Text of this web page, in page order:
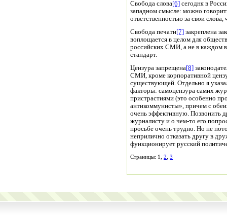
Свобода слова[6] сегодня в
западном смысле: можно
ответственностью за свои слова,
Свобода печати[7] закреплена
воплощается в целом для
российских СМИ, а не в каждом
стандарт.
Цензура запрещена[8]
СМИ, кроме корпоративной
существующей. Отдельно я
факторы: самоцензура самих
пристрастиями (это особенно
антикоммунисты», причем с
очень эффективную. Позвонить
журналисту и о чем-то его
просьбе очень трудно. Но не
неприлично отказать другу в
функционирует русский
Страницы: 1, 2 3